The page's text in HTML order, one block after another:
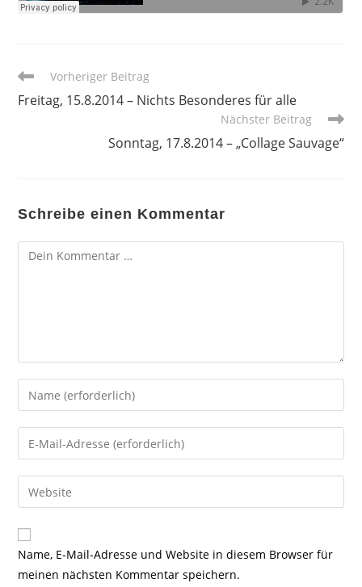
Weitere
ansehen
Vorheriger Beitrag
Freitag, 15.8.2014 – Nichts Besonderes für alle
Nächster Beitrag
Sonntag, 17.8.2014 – „Collage Sauvage“
Schreibe einen Kommentar
Kommentar
Gib
deinen
Namen
oder
zum
Kommentieren
ein
Gib
deine
E-
Mail-
zum
Kommentieren
ein
Gib
deine
Website-
URL
Name, E-Mail-Adresse und Website in diesem Browser für
meinen nächsten Kommentar speichern.